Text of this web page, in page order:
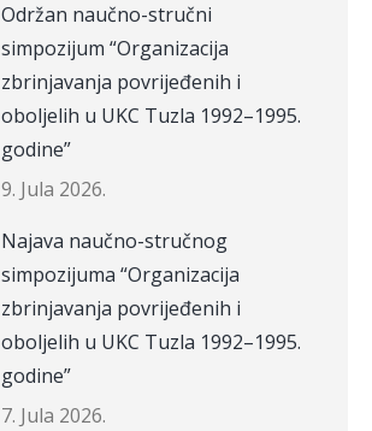
Održan naučno-stručni
simpozijum “Organizacija
zbrinjavanja povrijeđenih i
oboljelih u UKC Tuzla 1992–1995.
godine”
9. Jula 2026.
Najava naučno-stručnog
simpozijuma “Organizacija
zbrinjavanja povrijeđenih i
oboljelih u UKC Tuzla 1992–1995.
godine”
7. Jula 2026.